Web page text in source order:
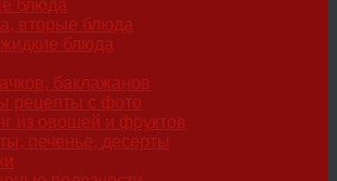
блюда
вторые блюда
блюда
баклажанов
рецепты с фото
из овощей и фруктов
печенье, десерты